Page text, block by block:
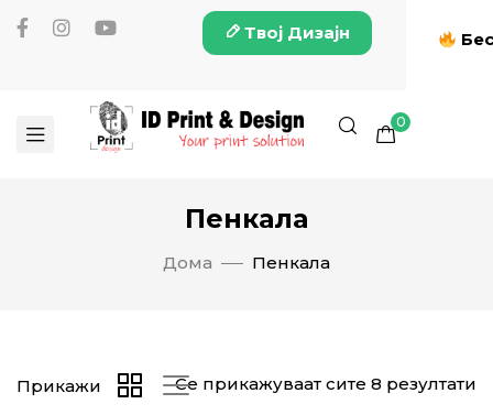
Твој Дизајн
0
Пенкала
Дома Пенкала
Се прикажуваат сите 8 резултати
Прикажи